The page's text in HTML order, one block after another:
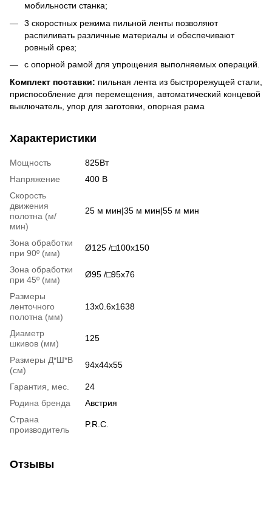
мобильности станка;
3 скоростных режима пильной ленты позволяют
распиливать различные материалы и обеспечивают
ровный срез;
с опорной рамой для упрощения выполняемых операций.
Комплект поставки: пильная лента из быстрорежущей стали,
приспособление для перемещения, автоматический концевой
выключатель, упор для заготовки, опорная рама
Характеристики
Мощность
825Вт
Напряжение
400 В
Скорость
движения
полотна (м/
мин)
25 м мин|35 м мин|55 м мин
Зона обработки
при 90º (мм)
Ø125 /□100x150
Зона обработки
при 45º (мм)
Ø95 /□95x76
Размеры
ленточного
полотна (мм)
13х0.6х1638
Диаметр
шкивов (мм)
125
Размеры Д*Ш*В
(см)
94х44х55
Гарантия, мес.
24
Родина бренда
Австрия
Страна
производитель
P.R.C.
Отзывы